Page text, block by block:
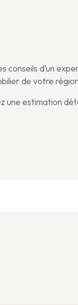
conseils d’un
de votre
une estimation